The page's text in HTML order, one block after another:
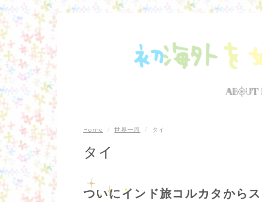
Home / 世界一周 / タイ
タイ
ついにインド旅コルカタからス